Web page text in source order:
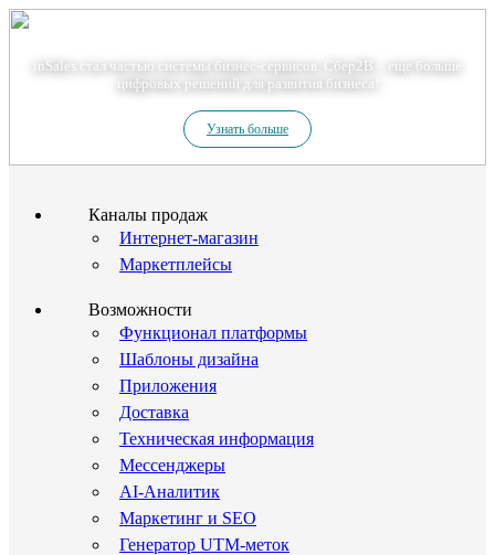
inSales стал частью системы бизнес-сервисов. Сбер2В – еще больше
цифровых решений для развития бизнеса!
Узнать больше
Каналы продаж
Интернет-магазин
Маркетплейсы
Возможности
Функционал платформы
Шаблоны дизайна
Приложения
Доставка
Техническая информация
Мессенджеры
AI-Аналитик
Маркетинг и SEO
Генератор UTM-меток